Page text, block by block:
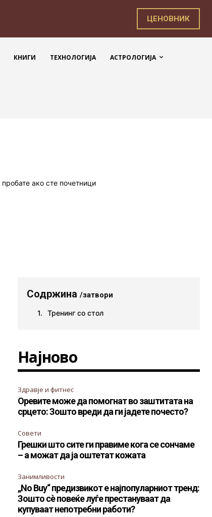
ЦЕНОВНИК
КНИГИ ТЕХНОЛОГИЈА АСТРОЛОГИЈА
Содржина/затвори
Тренинг со стол
Најново
Здравје и фитнес
Оревите може да помогнат во заштитата на
срцето: Зошто вреди да ги јадете почесто?
Совети
Грешки што сите ги правиме кога се сончаме
– а можат да ја оштетат кожата
Занимливости
„No Buy“ предизвикот е најпопуларниот тренд:
Зошто сè повеќе луѓе престануваат да
купуваат непотребни работи?